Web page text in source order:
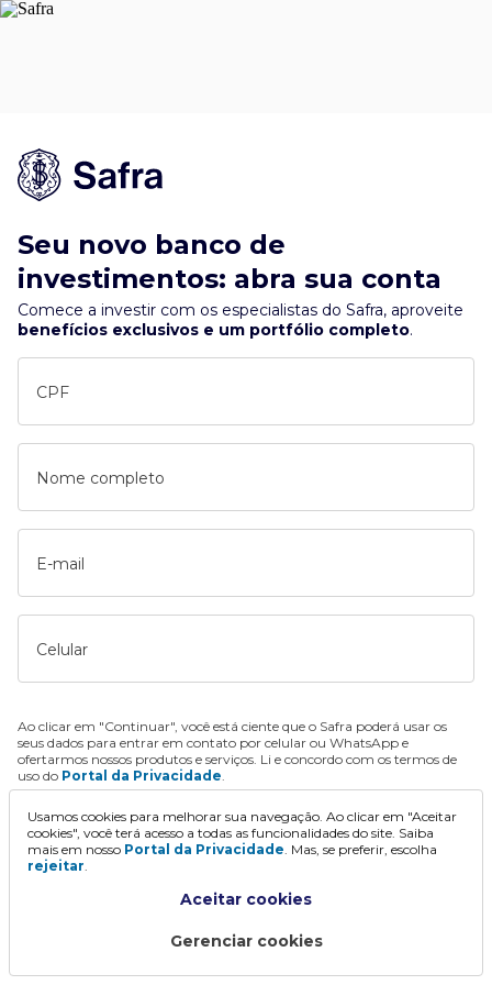
Seu novo banco de
investimentos: abra sua conta
Comece a investir com os especialistas do Safra, aproveite
benefícios exclusivos e um portfólio completo.
CPF
Nome completo
E-mail
Celular
Ao clicar em "Continuar", você está ciente que o Safra poderá usar os
seus dados para entrar em contato por celular ou WhatsApp e
ofertarmos nossos produtos e serviços. Li e concordo com os termos de
uso do Portal da Privacidade.
Continuar
Usamos cookies para melhorar sua navegação. Ao clicar em "Aceitar
cookies", você terá acesso a todas as funcionalidades do site. Saiba
mais em nosso Portal da Privacidade. Mas, se preferir, escolha
rejeitar.
Aceitar cookies
Gerenciar cookies